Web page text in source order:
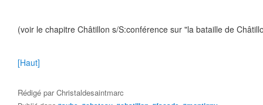
(voir le chapitre Châtillon s/S:conférence sur "la bataille de
[Haut]
Rédigé parChristaldesaintmarc